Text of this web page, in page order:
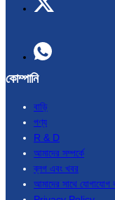
কোম্পানি
বাড়ি
পণ্য
R & D
আমাদের সম্পর্কে
ব্লগ এবং খবর
আমাদের সাথে যোগাযোগ